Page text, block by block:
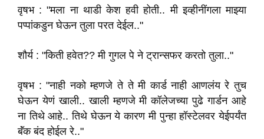
वृषभ : "मला ना थाडी केश हवी होती.. मी इव्हीनींगला माझ्या
पप्पांकडुन घेऊन तुला परत देईल.."
शौर्य : "किती हवेत?? मी गुगल पे ने ट्रान्सफर करतो तुला.."
वृषभ : "नाही नको म्हणजे ते ते मी कार्ड नाही आणलंय रे तुच
घेऊन येणं खाली.. खाली म्हणजे मी कॉलेजच्या पुढे गार्डन आहे
ना तिथे आहे.. तिथे घेऊन ये कारण मी पुन्हा हॉस्टेलवर येईपर्यंत
बॅंक बंद होईल रे.."